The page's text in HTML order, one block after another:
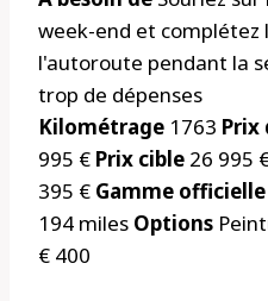
week-end et complétez
l'autoroute pendant la
trop de dépenses
Kilométrage 1763 Prix
995 € Prix ​​cible 26 995
395 € Gamme officielle
194 miles Options
€ 400